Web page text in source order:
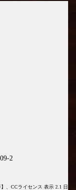
2
、CCライセンス 表示 2.1 日